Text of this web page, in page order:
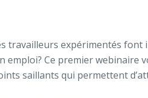
travailleurs expérimentés
Ce premier webinaire
saillants qui permettent